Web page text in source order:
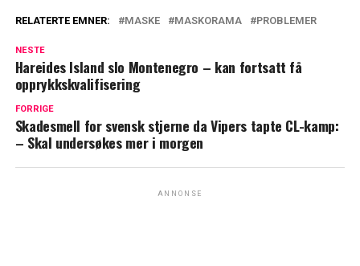
RELATERTE EMNER: MASKE MASKORAMA PROBLEMER
NESTE
Hareides Island slo Montenegro – kan fortsatt få
opprykkskvalifisering
FORRIGE
Skadesmell for svensk stjerne da Vipers tapte CL-kamp:
– Skal undersøkes mer i morgen
ANNONSE